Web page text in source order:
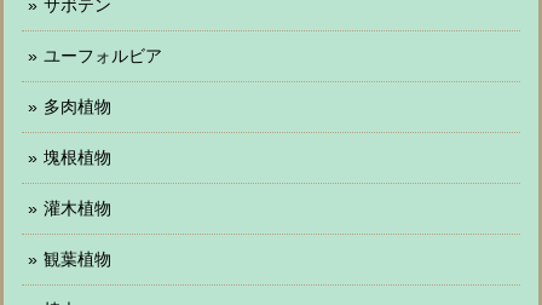
サボテン
ユーフォルビア
多肉植物
塊根植物
灌木植物
観葉植物